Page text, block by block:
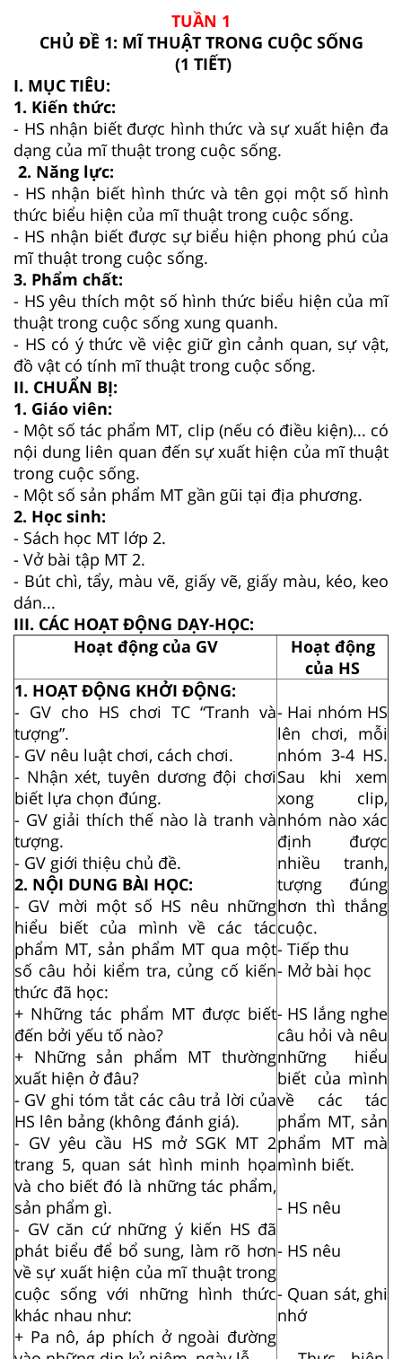
TUẦN 1
CHỦ ĐỀ 1: MĨ THUẬT TRONG CUỘC SỐNG
(1 TIẾT)
I. MỤC TIÊU:
1. Kiến thức:
- HS nhận biết được hình thức và sự xuất hiện đa
dạng của mĩ thuật trong cuộc sống.
2. Năng lực:
- HS nhận biết hình thức và tên gọi một số hình
thức biểu hiện của mĩ thuật trong cuộc sống.
- HS nhận biết được sự biểu hiện phong phú của
mĩ thuật trong cuộc sống.
3. Phẩm chất:
- HS yêu thích một số hình thức biểu hiện của mĩ
thuật trong cuộc sống xung quanh.
- HS có ý thức về việc giữ gìn cảnh quan, sự vật,
đồ vật có tính mĩ thuật trong cuộc sống.
II. CHUẨN BỊ:
1. Giáo viên:
- Một số tác phẩm MT, clip (nếu có điều kiện)... có
nội dung liên quan đến sự xuất hiện của mĩ thuật
trong cuộc sống.
- Một số sản phẩm MT gần gũi tại địa phương.
2. Học sinh:
- Sách học MT lớp 2.
- Vở bài tập MT 2.
- Bút chì, tẩy, màu vẽ, giấy vẽ, giấy màu, kéo, keo
dán...
III. CÁC HOẠT ĐỘNG DẠY-HỌC:
Hoạt động của GV
Hoạt động
của HS
1. HOẠT ĐỘNG KHỞI ĐỘNG:
- GV cho HS chơi TC “Tranh và
tượng”.
- GV nêu luật chơi, cách chơi.
- Nhận xét, tuyên dương đội chơi
biết lựa chọn đúng.
- GV giải thích thế nào là tranh và
tượng.
- GV giới thiệu chủ đề.
2. NỘI DUNG BÀI HỌC:
- GV mời một số HS nêu những
hiểu biết của mình về các tác
phẩm MT, sản phẩm MT qua một
số câu hỏi kiểm tra, củng cố kiến
thức đã học:
+ Những tác phẩm MT được biết
đến bởi yếu tố nào?
+ Những sản phẩm MT thường
xuất hiện ở đâu?
- GV ghi tóm tắt các câu trả lời của
HS lên bảng (không đánh giá).
- GV yêu cầu HS mở SGK MT 2
trang 5, quan sát hình minh họa
và cho biết đó là những tác phẩm,
sản phẩm gì.
- GV căn cứ những ý kiến HS đã
phát biểu để bổ sung, làm rõ hơn
về sự xuất hiện của mĩ thuật trong
cuộc sống với những hình thức
khác nhau như:
+ Pa nô, áp phích ở ngoài đường
- Hai nhóm HS
lên chơi, mỗi
nhóm 3-4 HS.
Sau khi xem
xong clip,
nhóm nào xác
định được
nhiều tranh,
tượng đúng
hơn thì thắng
cuộc.
- Tiếp thu
- Mở bài học
- HS lắng nghe
câu hỏi và nêu
những hiểu
biết của mình
về các tác
phẩm MT, sản
phẩm MT mà
mình biết.
- HS nêu
- HS nêu
- Quan sát, ghi
nhớ